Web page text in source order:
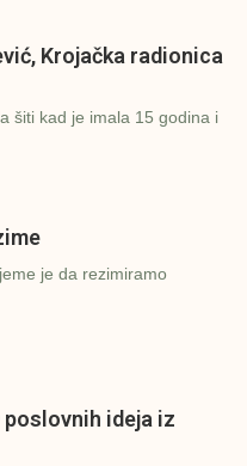
Krojačka radionica
šiti kad je imala 15 godina i
je da rezimiramo
poslovnih ideja iz